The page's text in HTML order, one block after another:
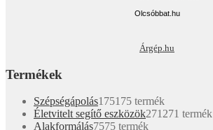
Olcsóbbat.hu
Árgép.hu
Termékek
Szépségápolás175175 termék
Életvitelt segítő eszközök271271 termék
Alakformálás7575 termék